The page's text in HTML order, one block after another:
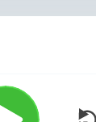
was
I